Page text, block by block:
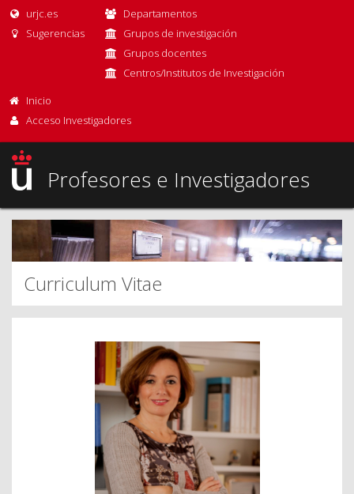
urjc.es
Sugerencias
Departamentos
Grupos de investigación
Grupos docentes
Centros/Institutos de Investigación
Inicio
Acceso Investigadores
Profesores e Investigadores
Curriculum Vitae